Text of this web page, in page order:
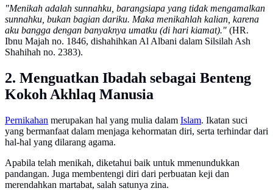
"Menikah adalah sunnahku, barangsiapa yang tidak mengamalkan
sunnahku, bukan bagian dariku. Maka menikahlah kalian, karena
aku bangga dengan banyaknya umatku (di hari kiamat)." (HR.
Ibnu Majah no. 1846, dishahihkan Al Albani dalam Silsilah Ash
Shahihah no. 2383).
2. Menguatkan Ibadah sebagai Benteng
Kokoh Akhlaq Manusia
Pernikahan merupakan hal yang mulia dalam Islam. Ikatan suci
yang bermanfaat dalam menjaga kehormatan diri, serta terhindar dari
hal-hal yang dilarang agama.
Apabila telah menikah, diketahui baik untuk mmenundukkan
pandangan. Juga membentengi diri dari perbuatan keji dan
merendahkan martabat, salah satunya zina.